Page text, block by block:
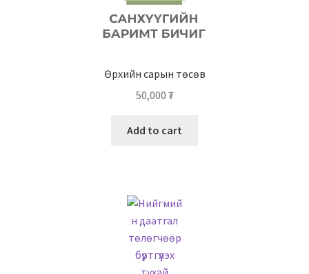
Өрхийн сарын төсөв
50,000 ₮
Add to cart